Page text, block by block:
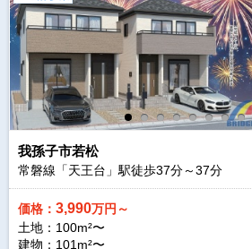
我孫子市若松
常磐線「天王台」駅徒歩37分～37分
価格： 3,990万円～
土地：100m²〜
建物：101m²〜